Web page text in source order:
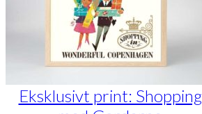
Eksklusivt print: Shopping